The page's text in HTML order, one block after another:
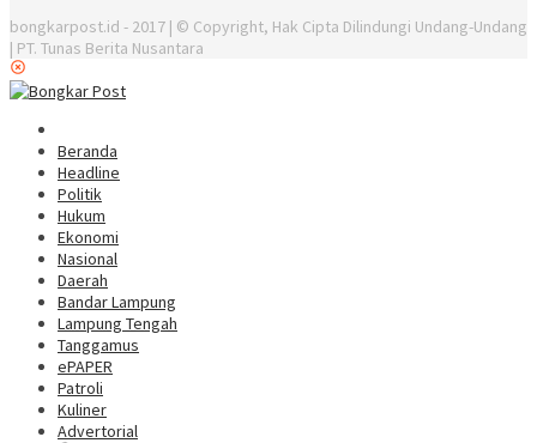
bongkarpost.id - 2017 | © Copyright, Hak Cipta Dilindungi Undang-Undang
| PT. Tunas Berita Nusantara
Beranda
Headline
Politik
Hukum
Ekonomi
Nasional
Daerah
Bandar Lampung
Lampung Tengah
Tanggamus
ePAPER
Patroli
Kuliner
Advertorial